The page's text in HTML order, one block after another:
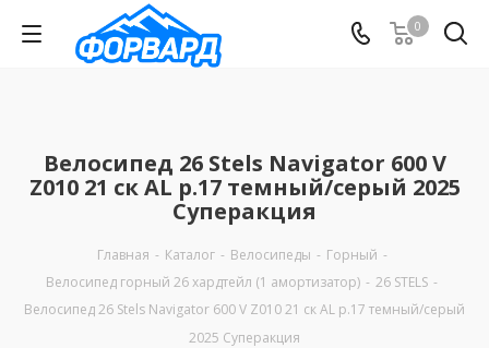
0
Велосипед 26 Stels Navigator 600 V
Z010 21 ск AL р.17 темный/серый 2025
Суперакция
Главная - Каталог - Велосипеды - Горный -
Велосипед горный 26 хардтейл (1 амортизатор) - 26 STELS -
Велосипед 26 Stels Navigator 600 V Z010 21 ск AL р.17 темный/серый
2025 Суперакция